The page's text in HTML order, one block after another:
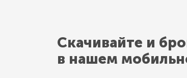
Скачивайте и
в нашем